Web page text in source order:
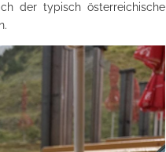
der typisch österreichische